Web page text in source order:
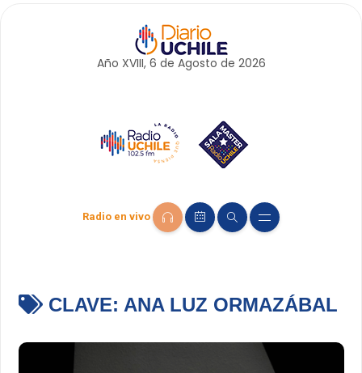
Año XVIII, 6 de Agosto de 2026
Radio en vivo
CLAVE: ANA LUZ ORMAZÁBAL